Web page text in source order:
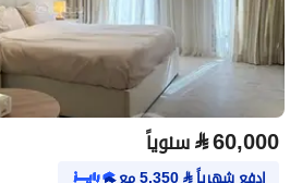
⃁60,000 سنوياً